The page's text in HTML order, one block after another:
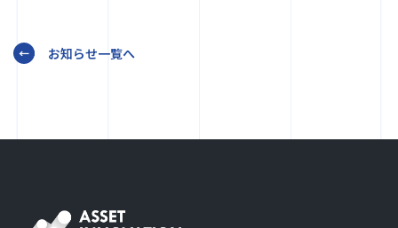
お知らせ一覧へ